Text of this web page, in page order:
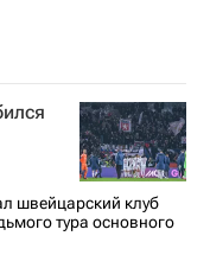
швейцарский клуб
тура основного